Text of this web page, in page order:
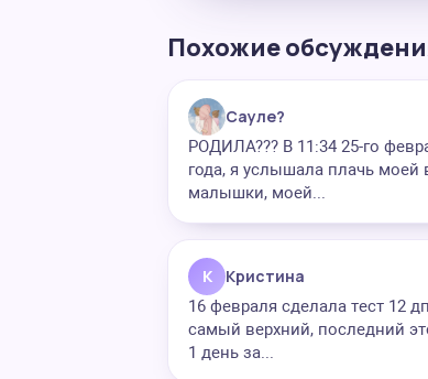
Похожие
Сауле?
РОДИЛА??? В 11:34 25-го
года, я услышала плачь моей
малышки, моей...
К Кристина
16 февраля сделала тест 12
самый верхний, последний
1 день за...